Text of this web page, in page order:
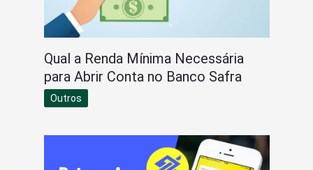
Qual a Renda Mínima Necessária
para Abrir Conta no Banco Safra
Outros